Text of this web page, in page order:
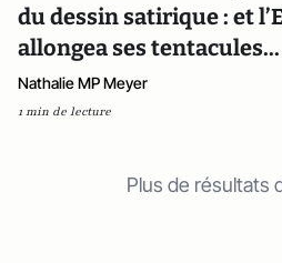
du dessin satirique : et
allongea ses tentacules...
Nathalie MP Meyer
1 min de lecture
Plus de résultats